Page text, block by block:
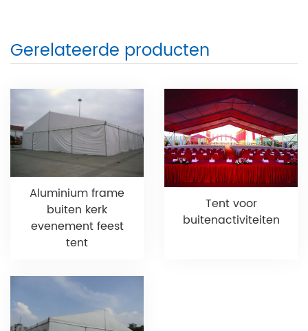
Gerelateerde producten
Aluminium frame
buiten kerk
evenement feest
tent
Tent voor
buitenactiviteiten